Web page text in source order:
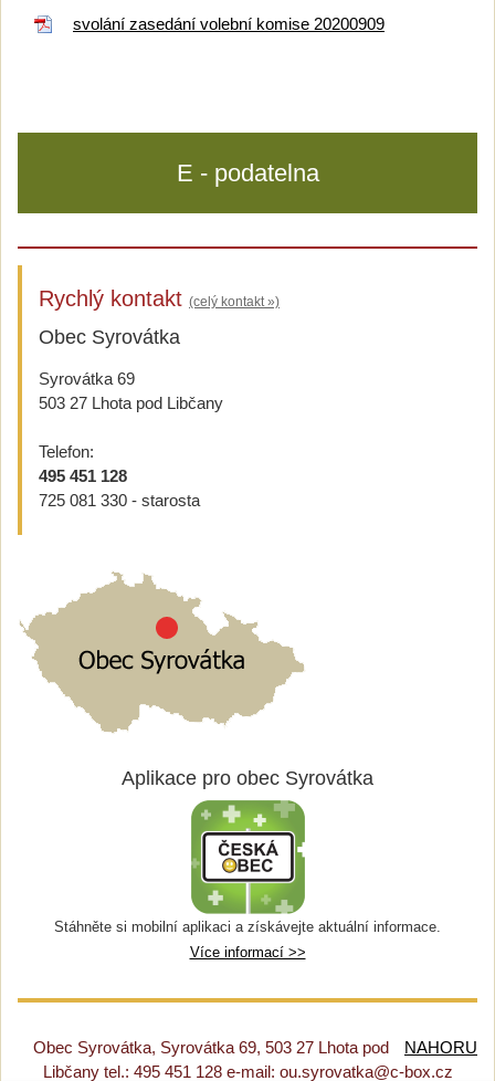
svolání zasedání volební komise 20200909
E - podatelna
Rychlý kontakt (celý kontakt »)
Obec Syrovátka
Syrovátka 69
503 27 Lhota pod Libčany
Telefon:
495 451 128
725 081 330 - starosta
Aplikace pro obec Syrovátka
Stáhněte si mobilní aplikaci a získávejte aktuální informace.
Více informací >>
NAHORU
Obec Syrovátka, Syrovátka 69, 503 27 Lhota pod
Libčany tel.: 495 451 128 e-mail: ou.syrovatka@c-box.cz